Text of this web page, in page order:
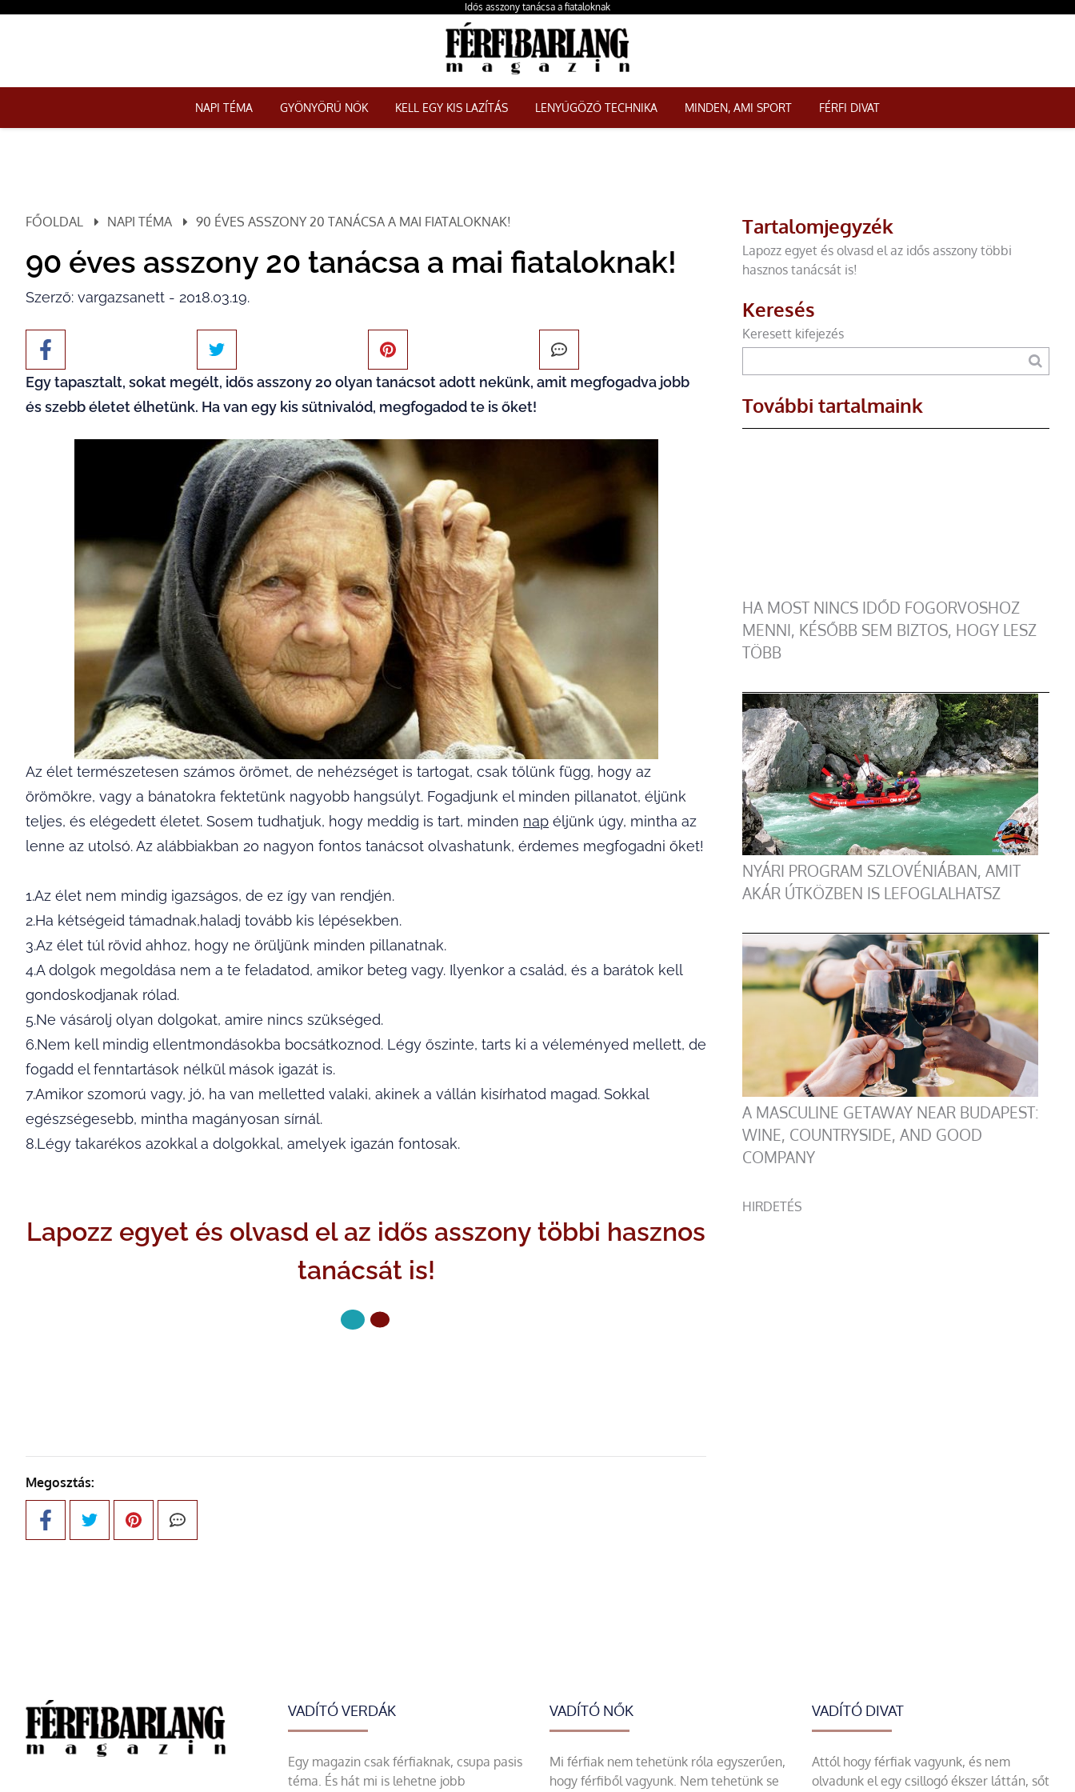
Idős asszony tanácsa a fiataloknak
NAPI TÉMA GYÖNYÖRŰ NŐK KELL EGY KIS LAZÍTÁS LENYŰGÖZŐ TECHNIKA MINDEN, AMI SPORT FÉRFI DIVAT
FŐOLDAL NAPI TÉMA 90 ÉVES ASSZONY 20 TANÁCSA A MAI FIATALOKNAK!
90 éves asszony 20 tanácsa a mai fiataloknak!
Szerző: vargazsanett - 2018.03.19.
Egy tapasztalt, sokat megélt, idős asszony 20 olyan tanácsot adott nekünk, amit megfogadva jobb
és szebb életet élhetünk. Ha van egy kis sütnivalód, megfogadod te is őket!
Az élet természetesen számos örömet, de nehézséget is tartogat, csak tőlünk függ, hogy az
örömökre, vagy a bánatokra fektetünk nagyobb hangsúlyt. Fogadjunk el minden pillanatot, éljünk
teljes, és elégedett életet. Sosem tudhatjuk, hogy meddig is tart, minden nap éljünk úgy, mintha az
lenne az utolsó. Az alábbiakban 20 nagyon fontos tanácsot olvashatunk, érdemes megfogadni őket!
1.Az élet nem mindig igazságos, de ez így van rendjén.
2.Ha kétségeid támadnak,haladj tovább kis lépésekben.
3.Az élet túl rövid ahhoz, hogy ne örüljünk minden pillanatnak.
4.A dolgok megoldása nem a te feladatod, amikor beteg vagy. Ilyenkor a család, és a barátok kell
gondoskodjanak rólad.
5.Ne vásárolj olyan dolgokat, amire nincs szükséged.
6.Nem kell mindig ellentmondásokba bocsátkoznod. Légy őszinte, tarts ki a véleményed mellett, de
fogadd el fenntartások nélkül mások igazát is.
7.Amikor szomorú vagy, jó, ha van melletted valaki, akinek a vállán kisírhatod magad. Sokkal
egészségesebb, mintha magányosan sírnál.
8.Légy takarékos azokkal a dolgokkal, amelyek igazán fontosak.
Lapozz egyet és olvasd el az idős asszony többi hasznos
tanácsát is!
Megosztás:
Tartalomjegyzék
Lapozz egyet és olvasd el az idős asszony többi
hasznos tanácsát is!
Keresés
Keresett kifejezés
További tartalmaink
HA MOST NINCS IDŐD FOGORVOSHOZ
MENNI, KÉSŐBB SEM BIZTOS, HOGY LESZ
TÖBB
NYÁRI PROGRAM SZLOVÉNIÁBAN, AMIT
AKÁR ÚTKÖZBEN IS LEFOGLALHATSZ
A MASCULINE GETAWAY NEAR BUDAPEST:
WINE, COUNTRYSIDE, AND GOOD
COMPANY
HIRDETÉS
VADÍTÓ VERDÁK
Egy magazin csak férfiaknak, csupa pasis
téma. És hát mi is lehetne jobb
VADÍTÓ NŐK
Mi férfiak nem tehetünk róla egyszerűen,
hogy férfiből vagyunk. Nem tehetünk se
VADÍTÓ DIVAT
Attól hogy férfiak vagyunk, és nem
olvadunk el egy csillogó ékszer láttán, sőt